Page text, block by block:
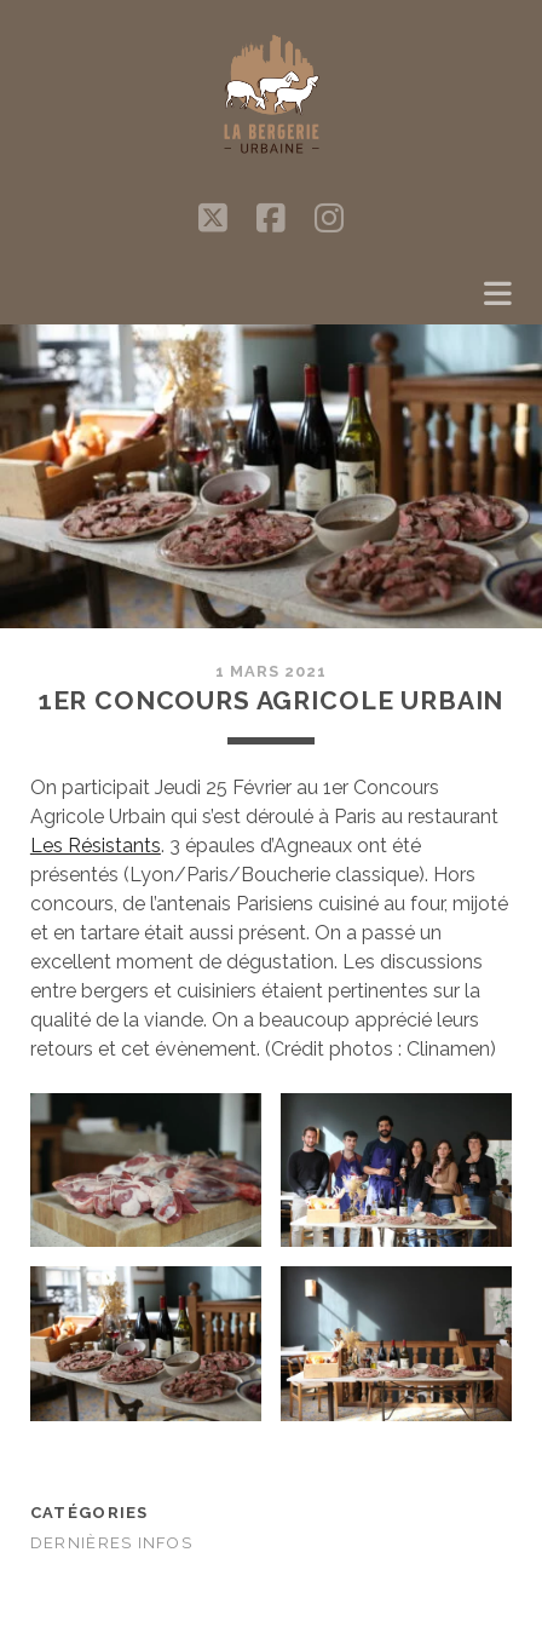
twitterfacebook
instagram
1 MARS 2021
1ER CONCOURS AGRICOLE URBAIN
On participait Jeudi 25 Février au 1er Concours
Agricole Urbain qui s’est déroulé à Paris au restaurant
Les Résistants. 3 épaules d’Agneaux ont été
présentés (Lyon/Paris/Boucherie classique). Hors
concours, de l’antenais Parisiens cuisiné au four, mijoté
et en tartare était aussi présent. On a passé un
excellent moment de dégustation. Les discussions
entre bergers et cuisiniers étaient pertinentes sur la
qualité de la viande. On a beaucoup apprécié leurs
retours et cet évènement. (Crédit photos : Clinamen)
CATÉGORIES
DERNIÈRES INFOS